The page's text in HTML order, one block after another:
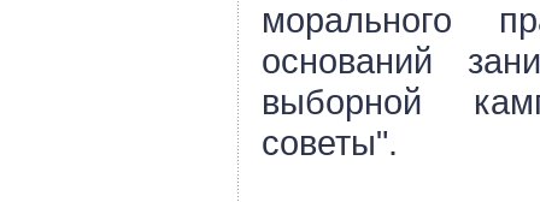
морального
оснований
выборной
советы".